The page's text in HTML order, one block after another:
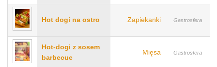
Hot dogi na ostro Zapiekanki Gastrosfera
Hot-dogi z sosem
barbecue
Mięsa Gastrosfera